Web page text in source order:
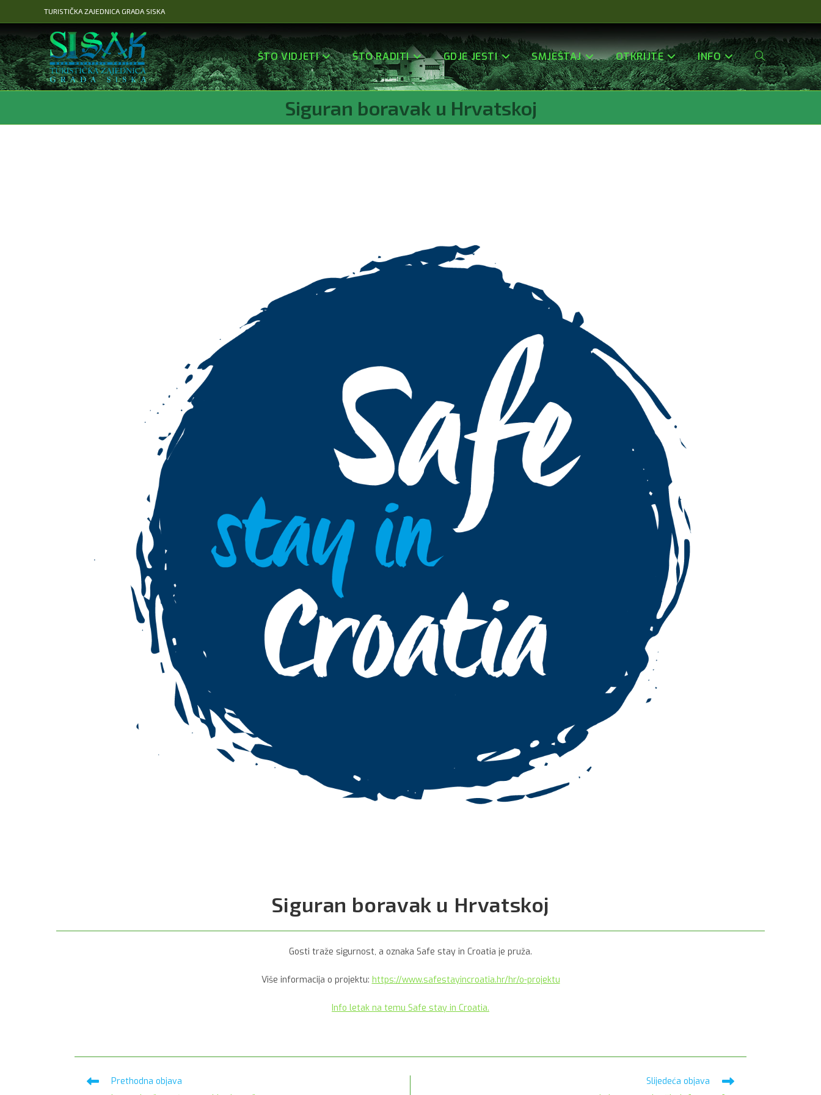
na
sadržaj
TURISTIČKA ZAJEDNICA GRADA SISKA
ŠTO VIDJETI ŠTO RADITI GDJE JESTI SMJEŠTAJ OTKRIJTE INFO Uključi/isključi
Siguran boravak u Hrvatskoj
Siguran boravak u Hrvatskoj
Gosti traže sigurnost, a oznaka Safe stay in Croatia je pruža.
Više informacija o projektu: https://www.safestayincroatia.hr/hr/o-projektu
Info letak na temu Safe stay in Croatia.
PročitajPrethodna objava Slijedeća objava